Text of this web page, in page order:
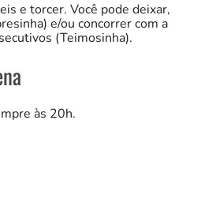
e torcer. Você pode deixar,
e/ou concorrer com a
(Teimosinha).
às 20h.